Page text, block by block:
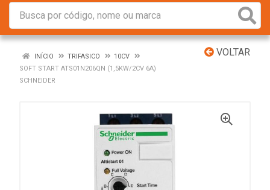
VOLTAR
INÍCIO TRIFASICO
10CV
SOFT START ATS01N206QN (1,5KW/2CV 6A)
SCHNEIDER